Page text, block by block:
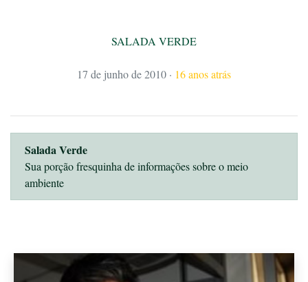
SALADA VERDE
17 de junho de 2010 · 16 anos atrás
Salada Verde
Sua porção fresquinha de informações sobre o meio
ambiente